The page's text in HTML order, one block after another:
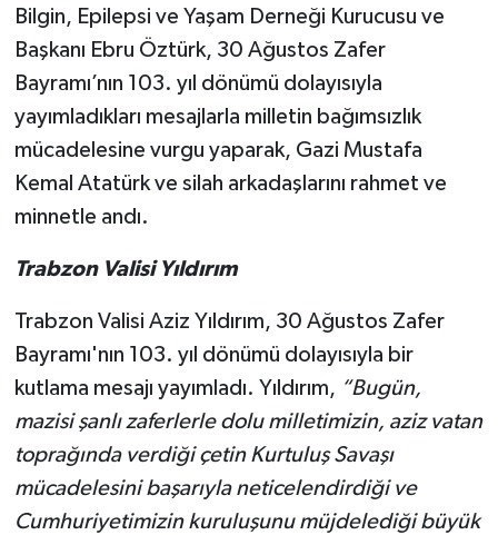
Bilgin, Epilepsi ve Yaşam Derneği Kurucusu ve
Başkanı Ebru Öztürk, 30 Ağustos Zafer
Bayramı’nın 103. yıl dönümü dolayısıyla
yayımladıkları mesajlarla milletin bağımsızlık
mücadelesine vurgu yaparak, Gazi Mustafa
Kemal Atatürk ve silah arkadaşlarını rahmet ve
minnetle andı.
Trabzon Valisi Yıldırım
Trabzon Valisi Aziz Yıldırım, 30 Ağustos Zafer
Bayramı'nın 103. yıl dönümü dolayısıyla bir
kutlama mesajı yayımladı. Yıldırım, “Bugün,
mazisi şanlı zaferlerle dolu milletimizin, aziz vatan
toprağında verdiği çetin Kurtuluş Savaşı
mücadelesini başarıyla neticelendirdiği ve
Cumhuriyetimizin kuruluşunu müjdelediği büyük